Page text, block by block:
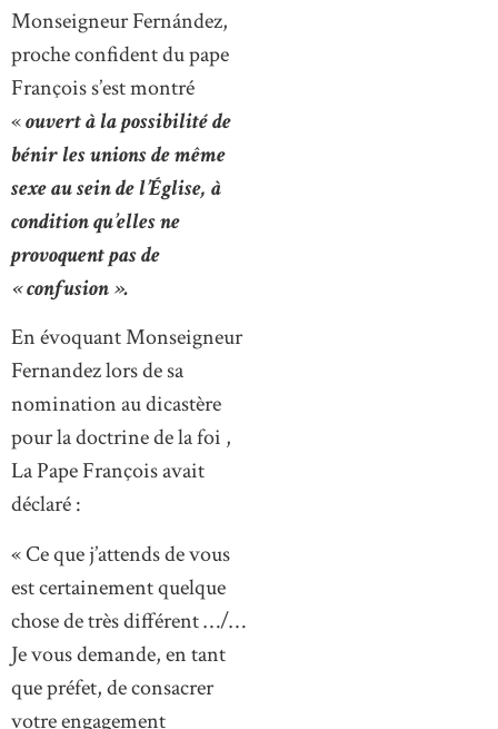
Monseigneur Fernández,
proche confident du pape
François s’est montré
«ouvert à la possibilité de
bénir les unions de même
sexe au sein de l’Église, à
condition qu’elles ne
provoquent pas de
« confusion ».
En évoquant Monseigneur
Fernandez lors de sa
nomination au dicastère
pour la doctrine de la foi ,
La Pape François avait
déclaré :
« Ce que j’attends de vous
est certainement quelque
chose de très différent …/…
Je vous demande, en tant
que préfet, de consacrer
votre engagement